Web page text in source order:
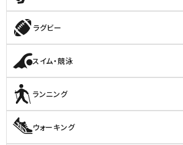
ラグビー
スイム・競泳
ランニング
ウォーキング